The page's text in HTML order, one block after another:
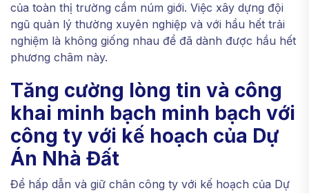
của toàn thị trường cầm núm giới. Việc xây dựng đội
ngũ quản lý thường xuyên nghiệp và với hầu hết trải
nghiệm là không giống nhau để đã dành được hầu hết
phương châm này.
Tăng cường lòng tin và công
khai minh bạch minh bạch với
công ty với kế hoạch của Dự
Án Nhà Đất
Để hấp dẫn và giữ chân công ty với kế hoạch của Dự